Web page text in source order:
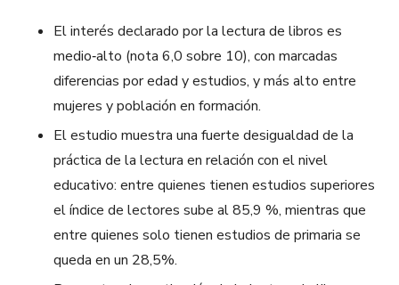
El interés declarado por la lectura de libros es
medio‑alto (nota 6,0 sobre 10), con marcadas
diferencias por edad y estudios, y más alto entre
mujeres y población en formación.
El estudio muestra una fuerte desigualdad de la
práctica de la lectura en relación con el nivel
educativo: entre quienes tienen estudios superiores
el índice de lectores sube al 85,9 %, mientras que
entre quienes solo tienen estudios de primaria se
queda en un 28,5%.